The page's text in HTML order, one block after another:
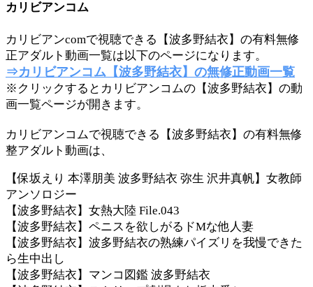
カリビアンコム
カリビアンcomで視聴できる【波多野結衣】の有料無修
正アダルト動画一覧は以下のページになります。
⇒カリビアンコム【波多野結衣】の無修正動画一覧
※クリックするとカリビアンコムの【波多野結衣】の動
画一覧ページが開きます。
カリビアンコムで視聴できる【波多野結衣】の有料無修
整アダルト動画は、
【保坂えり 本澤朋美 波多野結衣 弥生 沢井真帆】女教師
アンソロジー
【波多野結衣】女熱大陸 File.043
【波多野結衣】ペニスを欲しがるドMな他人妻
【波多野結衣】波多野結衣の熟練パイズリを我慢できた
ら生中出し
【波多野結衣】マンコ図鑑 波多野結衣